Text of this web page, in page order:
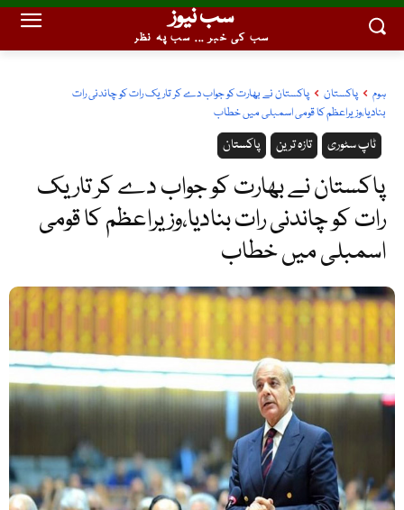
سب نیوز
سب کی خبر ... سب پہ نظر
ہوم پاکستان
پاکستان نے بھارت کو جواب دے کر تاریک رات کو چاندنی رات
بنادیا،وزیراعظم کا قومی اسمبلی میں خطاب
پاکستان تازہ ترین ٹاپ سٹوری
پاکستان نے بھارت کو جواب دے کر تاریک
رات کو چاندنی رات بنادیا،وزیراعظم کا قومی
اسمبلی میں خطاب